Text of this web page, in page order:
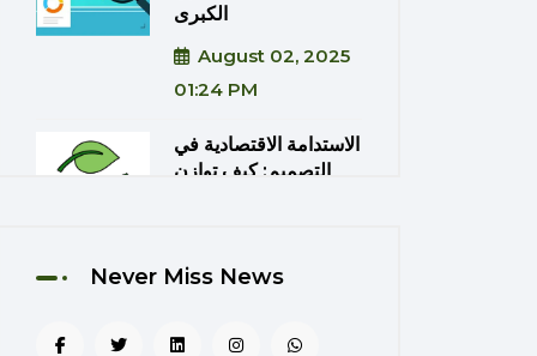
الكبرى
August 02, 2025
01:24 PM
الاستدامة الاقتصادية في
التصميم: كيف توازن
August 02, 2025
Never Miss News